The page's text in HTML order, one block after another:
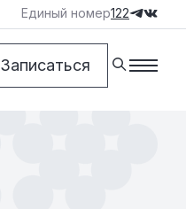
Единый номер122
Записаться